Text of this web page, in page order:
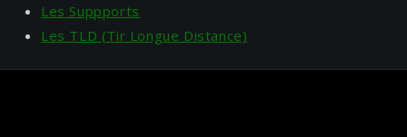
Les Suppports
Les TLD (Tir Longue Distance)